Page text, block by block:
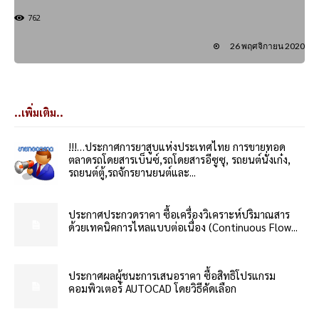
762
26 พฤศจิกายน 2020
..เพิ่มเติม..
!!!…ประกาศการยาสูบแห่งประเทศไทย การขายทอด
ตลาดรถโดยสารเบ็นซ์,รถโดยสารอีซูซุ, รถยนต์นั่งเก๋ง,
รถยนต์ตู้,รถจักรยานยนต์และ...
ประกาศประกวดราคา ซื้อเครื่องวิเคราะห์ปริมาณสาร
ด้วยเทคนิคการไหลแบบต่อเนื่อง (Continuous Flow...
ประกาศผลผู้ชนะการเสนอราคา ซื้อสิทธิโปรแกรม
คอมพิวเตอร์ AUTOCAD โดยวิธีคัดเลือก